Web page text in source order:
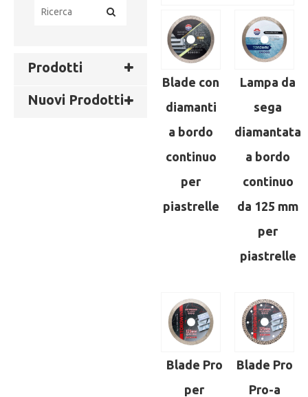
Prodotti
Nuovi Prodotti
Blade con
diamanti
a bordo
continuo
per
piastrelle
Lampa da
sega
diamantata
a bordo
continuo
da 125 mm
per
piastrelle
Blade Pro
per
Blade Pro
Pro-a